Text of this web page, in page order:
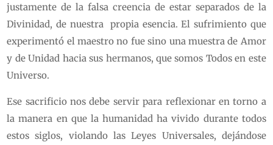
justamente de la falsa creencia de estar separados de la
Divinidad, de nuestra propia esencia. El sufrimiento que
experimentó el maestro no fue sino una muestra de Amor
y de Unidad hacia sus hermanos, que somos Todos en este
Universo.
Ese sacrificio nos debe servir para reflexionar en torno a
la manera en que la humanidad ha vivido durante todos
estos siglos, violando las Leyes Universales, dejándose